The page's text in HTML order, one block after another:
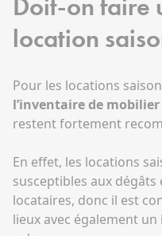
Doit-on faire
location
Pour les locations
l’inventaire de mobilier
restent fortement
En effet, les locations
susceptibles aux dégâts
locataires, donc il est
lieux avec également